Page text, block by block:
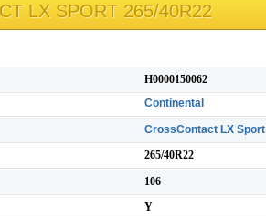
LX SPORT 265/40R22
H0000150062
Continental
CrossContact LX Sport
265/40R22
106
Y